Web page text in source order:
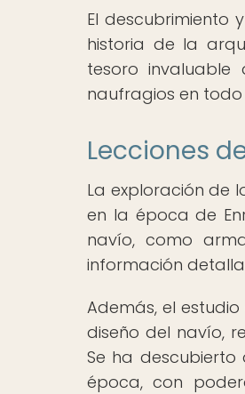
El descubrimiento
historia de la
tesoro
naufragios en todo
Lecciones
La exploración de
en la época de
navío, como
información
Además, el
diseño del navío,
Se ha
época, con